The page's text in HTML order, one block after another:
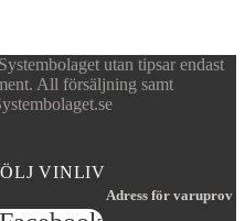
utan tipsar endast
All försäljning samt
VINLIV
Adress för varuprov